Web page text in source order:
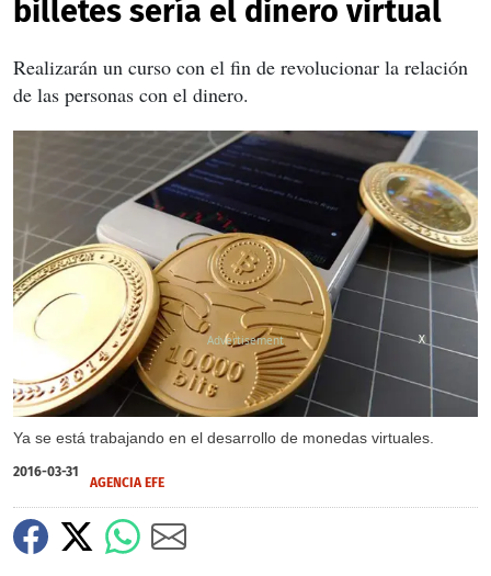
billetes sería el dinero virtual
Realizarán un curso con el fin de revolucionar la relación
de las personas con el dinero.
Ya se está trabajando en el desarrollo de monedas virtuales.
X
2016-03-31
AGENCIA EFE